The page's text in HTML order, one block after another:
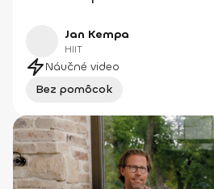
Jan Kempa
HIIT
Náučné video
Bez pomôcok